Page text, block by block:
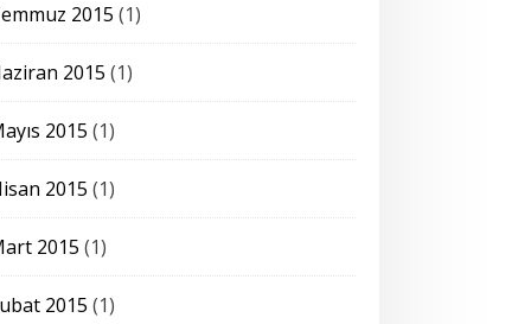
2015 (1)
2015 (1)
2015 (1)
2015 (1)
2015 (1)
2015 (1)